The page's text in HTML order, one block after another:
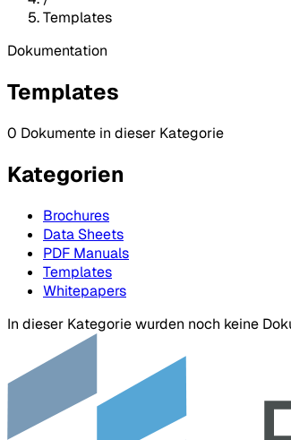
Templates
Dokumentation
Templates
0 Dokumente in dieser Kategorie
Kategorien
Brochures
Data Sheets
PDF Manuals
Templates
Whitepapers
In dieser Kategorie wurden noch keine